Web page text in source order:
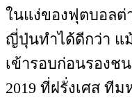
ในแง่ของฟุตบอลต่
ญี่ปุ่นทำได้ดีกว่า แ
เข้ารอบก่อนรองช
2019 ที่ฝรั่งเศส ที